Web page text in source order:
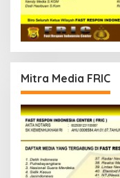
Mitra Media FRIC